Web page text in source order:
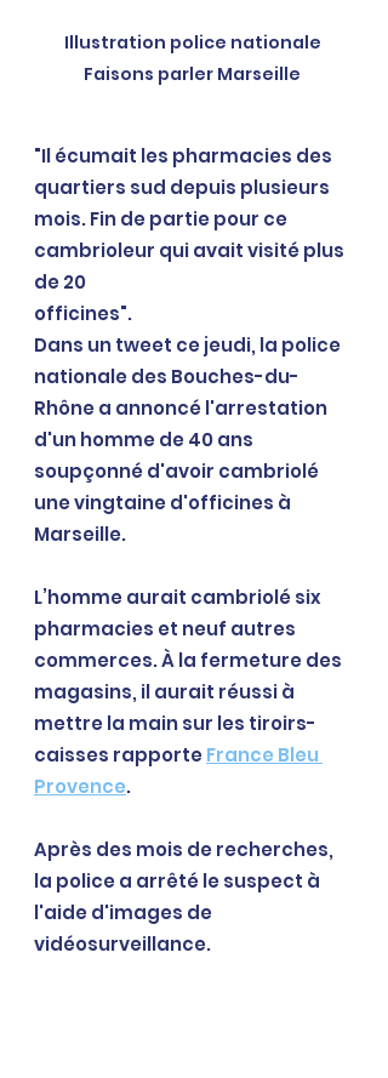
Illustration police nationale
Faisons parler Marseille
"Il écumait les pharmacies des
quartiers sud depuis plusieurs
mois. Fin de partie pour ce
cambrioleur qui avait visité plus
de 20
officines".
Dans un tweet ce jeudi, la police
nationale des Bouches-du-
Rhône a annoncé l'arrestation
d'un homme de 40 ans
soupçonné d'avoir cambriolé
une vingtaine d'officines à
Marseille.
L’homme aurait cambriolé six
pharmacies et neuf autres
commerces. À la fermeture des
magasins, il aurait réussi à
mettre la main sur les tiroirs-
caisses rapporte France Bleu
Provence.
Après des mois de recherches,
la police a arrêté le suspect à
l'aide d'images de
vidéosurveillance.